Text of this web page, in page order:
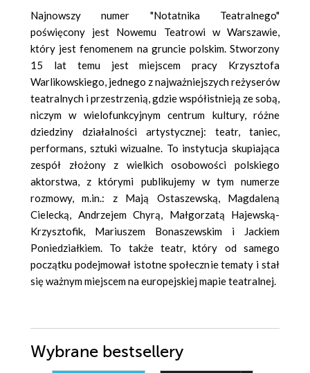
Najnowszy numer "Notatnika Teatralnego"
poświęcony jest Nowemu Teatrowi w Warszawie,
który jest fenomenem na gruncie polskim. Stworzony
15 lat temu jest miejscem pracy Krzysztofa
Warlikowskiego, jednego z najważniejszych reżyserów
teatralnych i przestrzenią, gdzie współistnieją ze sobą,
niczym w wielofunkcyjnym centrum kultury, różne
dziedziny działalności artystycznej: teatr, taniec,
performans, sztuki wizualne. To instytucja skupiająca
zespół złożony z wielkich osobowości polskiego
aktorstwa, z którymi publikujemy w tym numerze
rozmowy, m.in.: z Mają Ostaszewską, Magdaleną
Cielecką, Andrzejem Chyrą, Małgorzatą Hajewską-
Krzysztofik, Mariuszem Bonaszewskim i Jackiem
Poniedziałkiem. To także teatr, który od samego
początku podejmował istotne społecznie tematy i stał
się ważnym miejscem na europejskiej mapie teatralnej.
Wybrane bestsellery